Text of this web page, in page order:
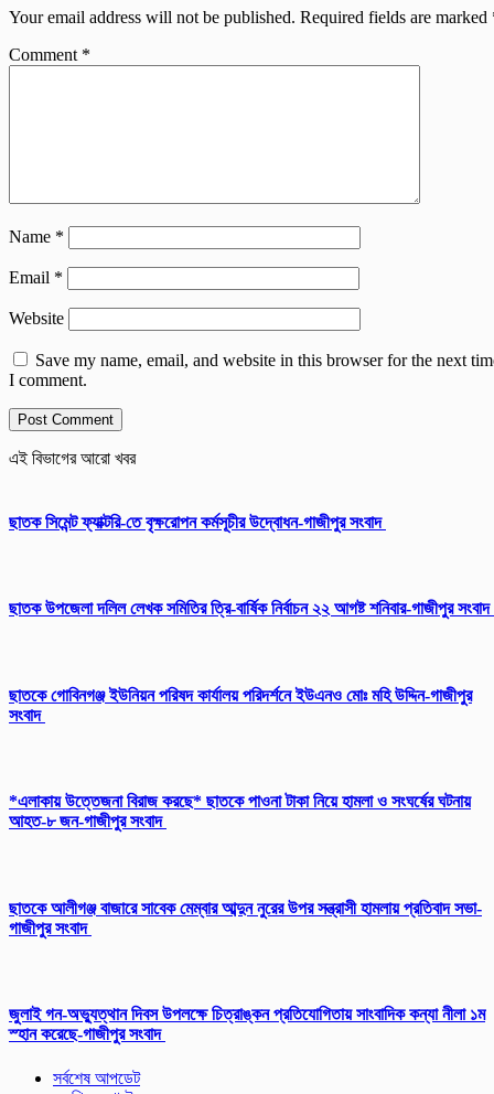
Your email address will not be published. Required fields are marked
Comment *
Name *
Email *
Website
Save my name, email, and website in this browser for the next
I comment.
এই বিভাগের আরো খবর
ছাতক সিমেন্ট ফ্যাক্টরি-তে বৃক্ষরোপন কর্মসূচীর উদ্বোধন-গাজীপুর সংবাদ
ছাতক উপজেলা দলিল লেখক সমিতির ত্রি-বার্ষিক নির্বাচন ২২ আগষ্ট শনিবার-গাজীপুর সংবাদ
ছাতকে গোবিনগঞ্জ ইউনিয়ন পরিষদ কার্যালয় পরিদর্শনে ইউএনও মোঃ মহি উদ্দিন-গাজীপুর
সংবাদ
*এলাকায় উত্তেজনা বিরাজ করছে* ছাতকে পাওনা টাকা নিয়ে হামলা ও সংঘর্ষের ঘটনায়
আহত-৮ জন-গাজীপুর সংবাদ
ছাতকে আলীগঞ্জ বাজারে সাবেক মেম্বার আব্দুন নুরের উপর সন্ত্রাসী হামলায় প্রতিবাদ সভা-
গাজীপুর সংবাদ
জুলাই গন-অভ্যুত্থান দিবস উপলক্ষে চিত্রাঙ্কন প্রতিযোগিতায় সাংবাদিক কন্যা নীলা ১ম
স্হান করেছে-গাজীপুর সংবাদ
সর্বশেষ আপডেট